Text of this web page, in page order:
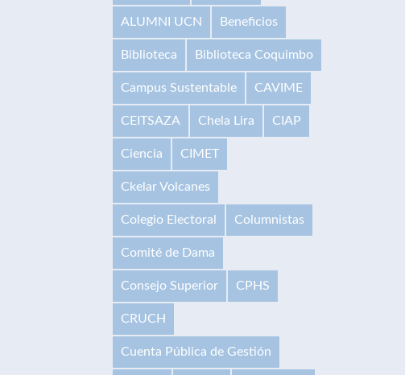
ALUMNI UCN Beneficios
Biblioteca Biblioteca Coquimbo
Campus Sustentable CAVIME
CEITSAZA Chela Lira CIAP
Ciencia CIMET
Ckelar Volcanes
Colegio Electoral Columnistas
Comité de Dama
Consejo Superior CPHS
CRUCH
Cuenta Pública de Gestión